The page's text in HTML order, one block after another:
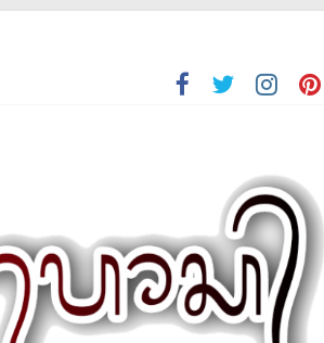
Dhuafa di Bulan Suci Ramadhan